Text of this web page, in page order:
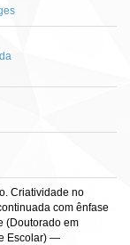
Criatividade no
com ênfase
(Doutorado em
Escolar) —